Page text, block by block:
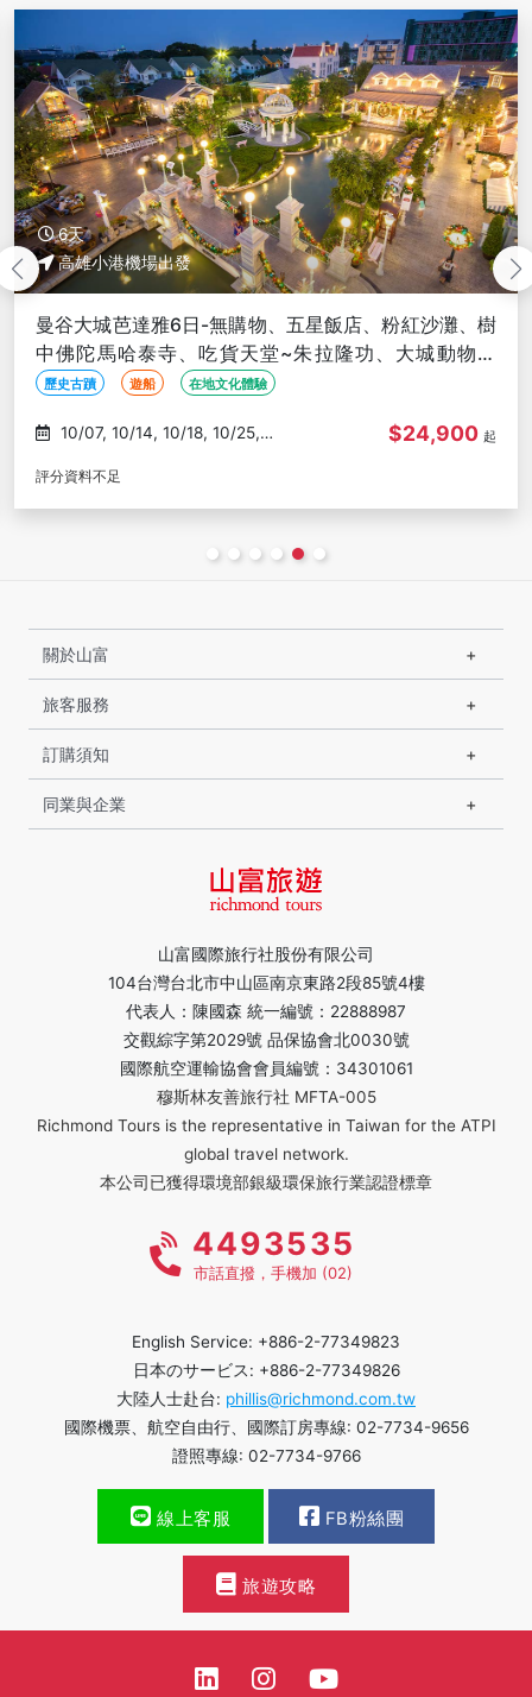
6天
高雄小港機場出發
曼谷大城泰享受６日〜升等河畔五星飯店、丹嫩莊園渡
假村、大城動物園與長頸鹿拍照、古米船漫遊大城河、
泰服體驗-高雄出發
歷史古蹟 親子旅遊 在地文化體驗
02/02 $50,900 起
評分資料不足
山富國際旅行社股份有限公司
104台灣台北市中山區南京東路2段85號4樓
代表人：陳國森 統一編號：22888987
交觀綜字第2029號 品保協會北0030號
國際航空運輸協會會員編號：34301061
穆斯林友善旅行社 MFTA-005
Richmond Tours is the representative in Taiwan for the ATPI
global travel network.
本公司已獲得環境部銀級環保旅行業認證標章
關於山富
旅客服務
訂購須知
同業與企業
4493535
市話直撥，手機加 (02)
English Service: +886-2-77349823
日本のサービス: +886-2-77349826
大陸人士赴台: phillis@richmond.com.tw
國際機票、航空自由行、國際訂房專線: 02-7734-9656
證照專線: 02-7734-9766
線上客服 FB粉絲團
旅遊攻略